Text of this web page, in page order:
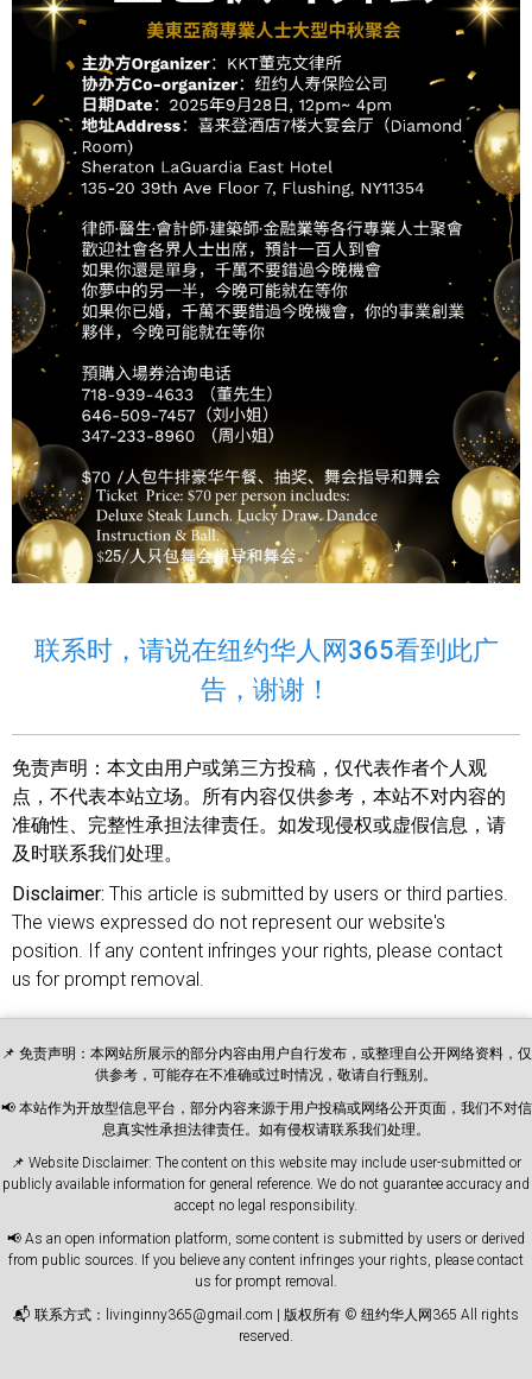
联系时，请说在纽约华人网365看到此广
告，谢谢！
免责声明： 本文由用户或第三方投稿，仅代表作者个人观
点，不代表本站立场。所有内容仅供参考，本站不对内容的
准确性、完整性承担法律责任。如发现侵权或虚假信息，请
及时联系我们处理。
Disclaimer: This article is submitted by users or third parties.
The views expressed do not represent our website's
position. If any content infringes your rights, please contact
us for prompt removal.
📌 免责声明：本网站所展示的部分内容由用户自行发布，或整理自公开网络资料，仅
供参考，可能存在不准确或过时情况，敬请自行甄别。
📢 本站作为开放型信息平台，部分内容来源于用户投稿或网络公开页面，我们不对信
息真实性承担法律责任。如有侵权请联系我们处理。
📌 Website Disclaimer: The content on this website may include user-submitted or
publicly available information for general reference. We do not guarantee accuracy and
accept no legal responsibility.
📢 As an open information platform, some content is submitted by users or derived
from public sources. If you believe any content infringes your rights, please contact
us for prompt removal.
📬 联系方式：livinginny365@gmail.com | 版权所有 © 纽约华人网365 All rights
reserved.